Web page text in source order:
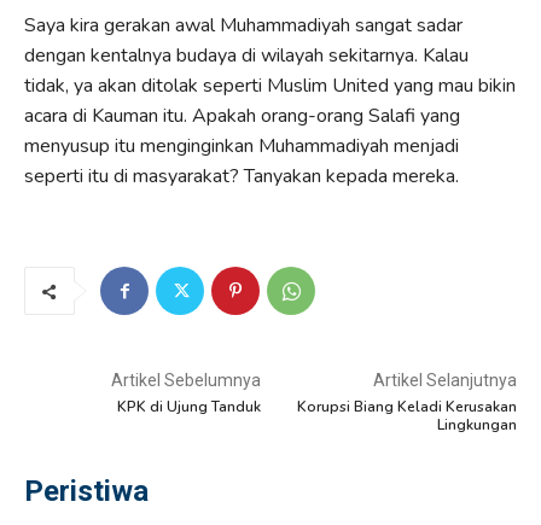
Saya kira gerakan awal Muhammadiyah sangat sadar
dengan kentalnya budaya di wilayah sekitarnya. Kalau
tidak, ya akan ditolak seperti Muslim United yang mau bikin
acara di Kauman itu. Apakah orang-orang Salafi yang
menyusup itu menginginkan Muhammadiyah menjadi
seperti itu di masyarakat? Tanyakan kepada mereka.
Artikel Sebelumnya
KPK di Ujung Tanduk
Artikel Selanjutnya
Korupsi Biang Keladi Kerusakan
Lingkungan
Peristiwa